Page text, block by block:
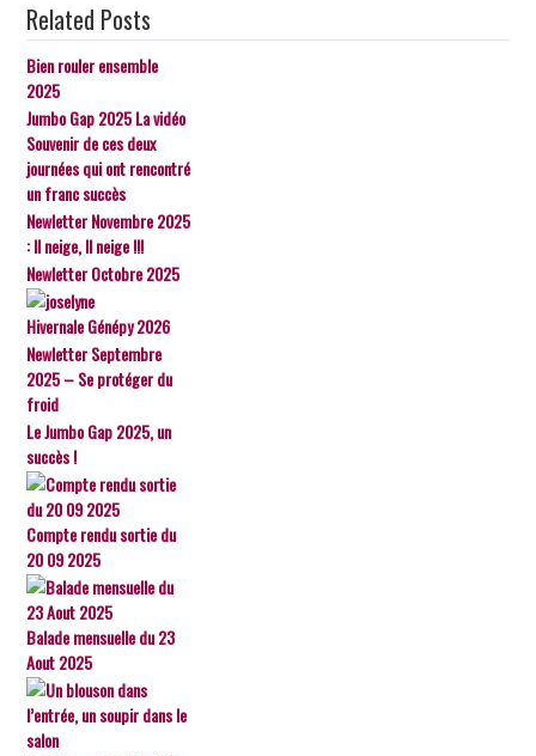
Related Posts
Bien rouler ensemble
2025
Jumbo Gap 2025 La vidéo
Souvenir de ces deux
journées qui ont rencontré
un franc succès
Newletter Novembre 2025
: Il neige, Il neige !!!
Newletter Octobre 2025
Hivernale Génépy 2026
Newletter Septembre
2025 – Se protéger du
froid
Le Jumbo Gap 2025, un
succès !
Compte rendu sortie du
20 09 2025
Balade mensuelle du 23
Aout 2025